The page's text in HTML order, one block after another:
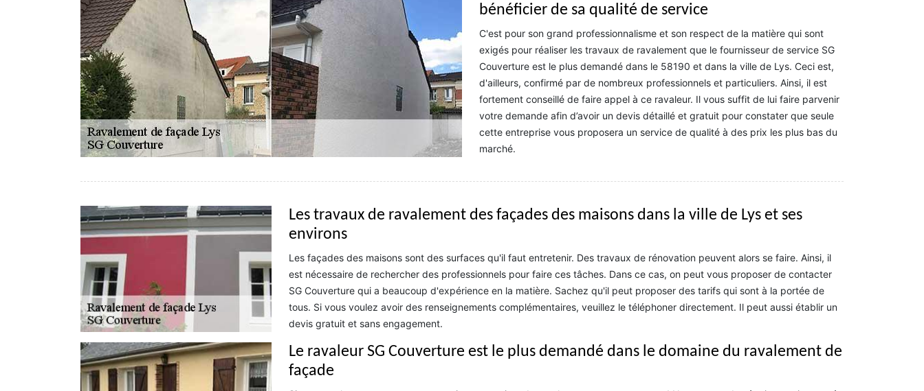
bénéficier de sa qualité de service
C'est pour son grand professionnalisme et son respect de la matière qui sont
exigés pour réaliser les travaux de ravalement que le fournisseur de service SG
Couverture est le plus demandé dans le 58190 et dans la ville de Lys. Ceci est,
d'ailleurs, confirmé par de nombreux professionnels et particuliers. Ainsi, il est
fortement conseillé de faire appel à ce ravaleur. Il vous suffit de lui faire parvenir
votre demande afin d’avoir un devis détaillé et gratuit pour constater que seule
cette entreprise vous proposera un service de qualité à des prix les plus bas du
marché.
Les travaux de ravalement des façades des maisons dans la ville de Lys et ses
environs
Les façades des maisons sont des surfaces qu'il faut entretenir. Des travaux de rénovation peuvent alors se faire. Ainsi, il
est nécessaire de rechercher des professionnels pour faire ces tâches. Dans ce cas, on peut vous proposer de contacter
SG Couverture qui a beaucoup d'expérience en la matière. Sachez qu'il peut proposer des tarifs qui sont à la portée de
tous. Si vous voulez avoir des renseignements complémentaires, veuillez le téléphoner directement. Il peut aussi établir un
devis gratuit et sans engagement.
Le ravaleur SG Couverture est le plus demandé dans le domaine du ravalement de
façade